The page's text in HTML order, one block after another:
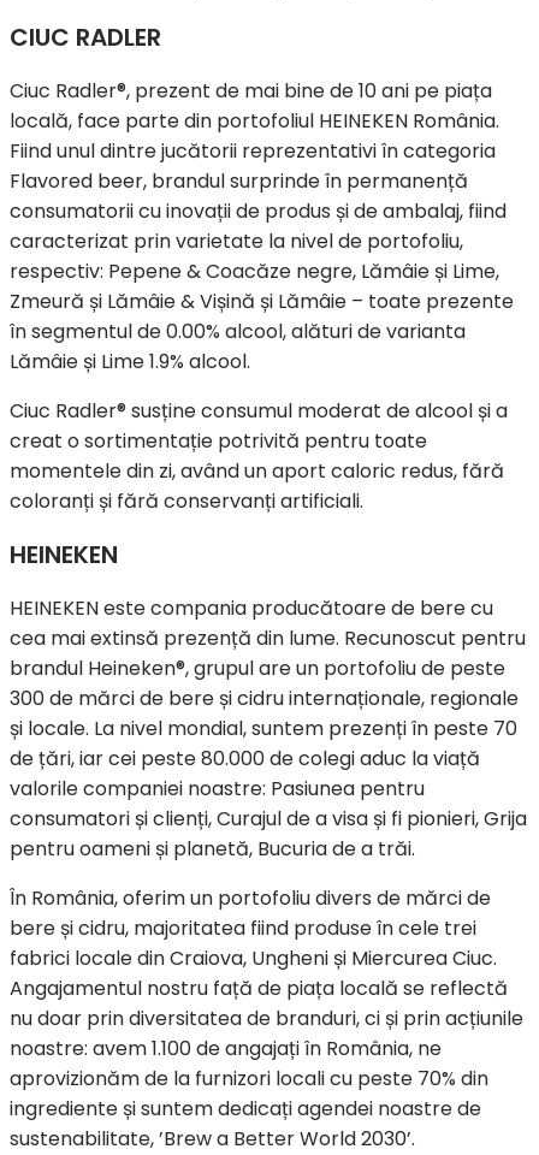
CIUC RADLER
Ciuc Radler®, prezent de mai bine de 10 ani pe piața
locală, face parte din portofoliul HEINEKEN România.
Fiind unul dintre jucătorii reprezentativi în categoria
Flavored beer, brandul surprinde în permanență
consumatorii cu inovații de produs și de ambalaj, fiind
caracterizat prin varietate la nivel de portofoliu,
respectiv: Pepene & Coacăze negre, Lămâie și Lime,
Zmeură și Lămâie & Vișină și Lămâie – toate prezente
în segmentul de 0.00% alcool, alături de varianta
Lămâie și Lime 1.9% alcool.
Ciuc Radler® susține consumul moderat de alcool și a
creat o sortimentație potrivită pentru toate
momentele din zi, având un aport caloric redus, fără
coloranți și fără conservanți artificiali.
HEINEKEN
HEINEKEN este compania producătoare de bere cu
cea mai extinsă prezență din lume. Recunoscut pentru
brandul Heineken®, grupul are un portofoliu de peste
300 de mărci de bere și cidru internaționale, regionale
și locale. La nivel mondial, suntem prezenți în peste 70
de țări, iar cei peste 80.000 de colegi aduc la viață
valorile companiei noastre: Pasiunea pentru
consumatori și clienți, Curajul de a visa și fi pionieri, Grija
pentru oameni și planetă, Bucuria de a trăi.
În România, oferim un portofoliu divers de mărci de
bere și cidru, majoritatea fiind produse în cele trei
fabrici locale din Craiova, Ungheni și Miercurea Ciuc.
Angajamentul nostru față de piața locală se reflectă
nu doar prin diversitatea de branduri, ci și prin acțiunile
noastre: avem 1.100 de angajați în România, ne
aprovizionăm de la furnizori locali cu peste 70% din
ingrediente și suntem dedicați agendei noastre de
sustenabilitate, ’Brew a Better World 2030’.